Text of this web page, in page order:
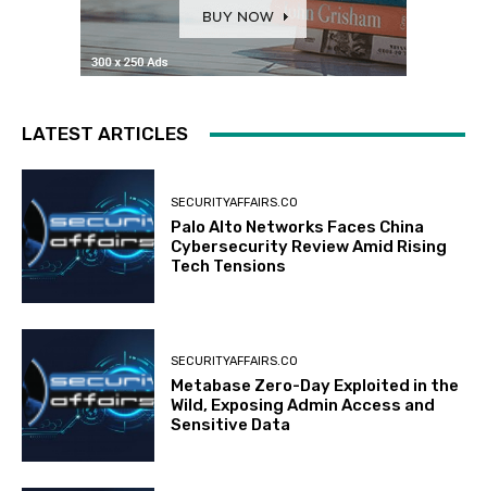
LATEST ARTICLES
SECURITYAFFAIRS.CO
Palo Alto Networks Faces China
Cybersecurity Review Amid Rising
Tech Tensions
SECURITYAFFAIRS.CO
Metabase Zero-Day Exploited in the
Wild, Exposing Admin Access and
Sensitive Data